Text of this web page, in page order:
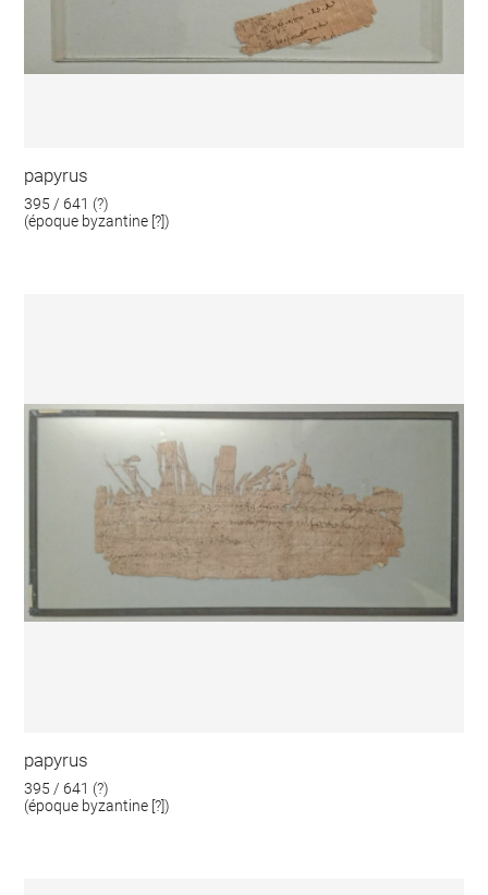
papyrus
395 / 641 (?)
(époque byzantine [?])
papyrus
395 / 641 (?)
(époque byzantine [?])